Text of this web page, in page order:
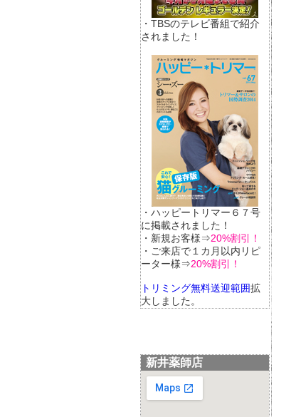
・TBSのテレビ番組で紹介
されました！
・ハッピートリマー６７号
に掲載されました！
・新規お客様⇒20%割引！
・ご来店で１カ月以内リピ
ーター様⇒20%割引！
トリミング無料送迎範囲拡
大しました。
新井薬師店